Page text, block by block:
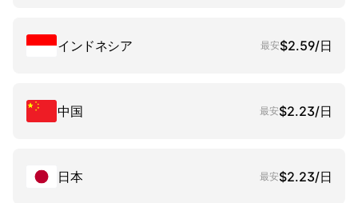
インドネシア 最安$2.59/日
中国 最安$2.23/日
日本 最安$2.23/日